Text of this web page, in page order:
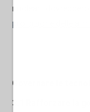
nucleari,
proibizione delle
Governare le
3.1 Rafforzare la